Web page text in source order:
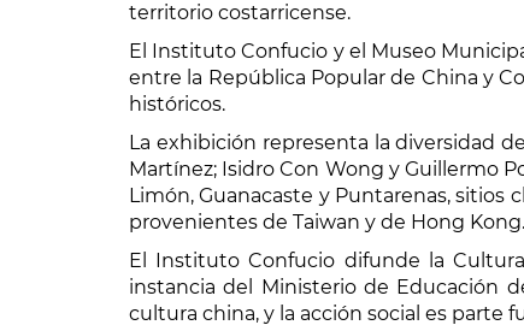
territorio costarricense.
El Instituto Confucio y el Museo
entre la República Popular de China y
históricos.
La exhibición representa la diversidad
Martínez; Isidro Con Wong y Guillermo
Limón, Guanacaste y Puntarenas, sitios
provenientes de Taiwan y de Hong Kong.
El Instituto Confucio difunde la
instancia del Ministerio de Educación
cultura china, y la acción social es